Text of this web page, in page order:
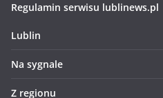
Regulamin serwisu lublinews.pl
Lublin
Na sygnale
Z regionu